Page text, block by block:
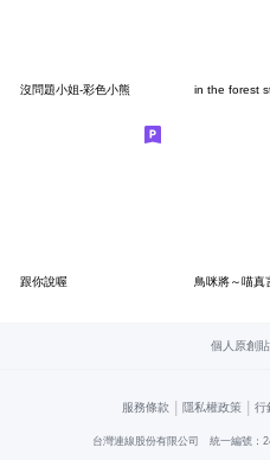
沒問題小姐-彩色小熊
跟你說喔 鳥咪將～喵真
個人原創
服務條款 | 隱私權政策 | 行
台灣連線股份有限公司 統一編號：